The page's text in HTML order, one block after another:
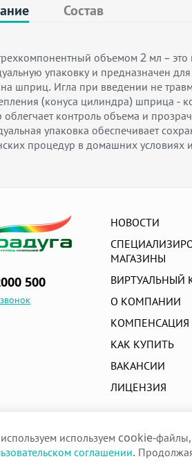
Состав
объемом 2 мл – это
упаковку и предназначен
на шприц. Игла при введении не
(конуса цилиндра) шприца -
контроль объема и
упаковка обеспечивает
процедур в домашних условиях
500
НОВОСТИ
МАГАЗИНЫ
ВИРТУАЛЬНЫЙ
О КОМПАНИИ
КОМПЕНСАЦИЯ
КАК КУПИТЬ
ВАКАНСИИ
ЛИЦЕНЗИЯ
©
Радуга
используем cookie-
соглашении.